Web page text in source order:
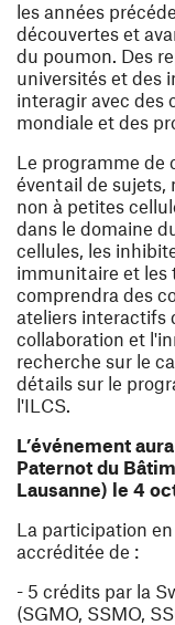
les années
découvertes et
du poumon. Des
universités et des
interagir avec des
mondiale et des
Le programme de
éventail de sujets,
non à petites
dans le domaine
cellules, les
immunitaire et les
comprendra des
ateliers interactifs
collaboration et
recherche sur le
détails sur le
l'ILCS.
L’événement
Paternot du
Lausanne) le 4
La participation
accréditée de :
- 5 crédits par la
(SGMO, SSMO,